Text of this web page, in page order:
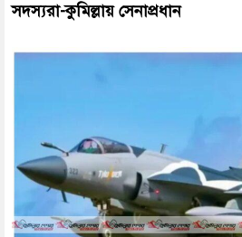
সদস্যরা-কুমিল্লায় সেনাপ্রধান